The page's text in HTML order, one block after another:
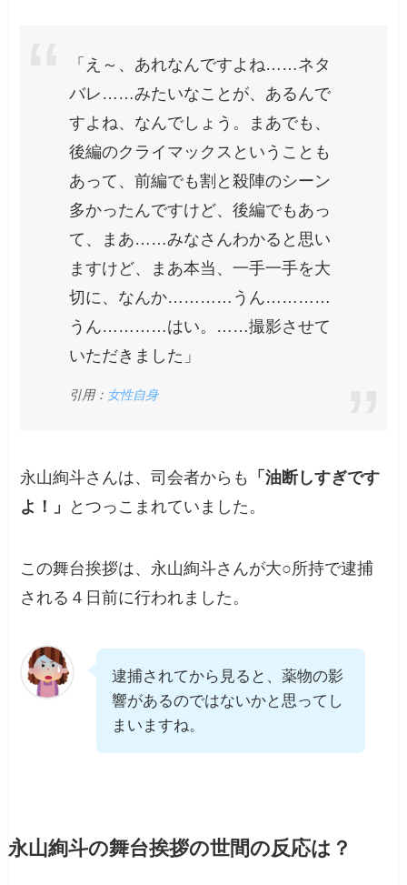
「え～、あれなんですよね……ネタ
バレ……みたいなことが、あるんで
すよね、なんでしょう。まあでも、
後編のクライマックスということも
あって、前編でも割と殺陣のシーン
多かったんですけど、後編でもあっ
て、まあ……みなさんわかると思い
ますけど、まあ本当、一手一手を大
切に、なんか…………うん…………
うん…………はい。……撮影させて
いただきました」
引用： 女性自身
永山絢斗さんは、司会者からも
「油断しすぎです
よ！」
とつっこまれていました。
この舞台挨拶は、永山絢斗さんが大○所持で逮捕
される４日前に行われました。
逮捕されてから見ると、薬物の影
響があるのではないかと思ってし
まいますね。
永山絢斗の舞台挨拶の世間の反応は？